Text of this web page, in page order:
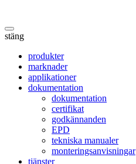
stäng
produkter
marknader
applikationer
dokumentation
dokumentation
certifikat
godkännanden
EPD
tekniska manualer
monteringsanvisningar
tjänster